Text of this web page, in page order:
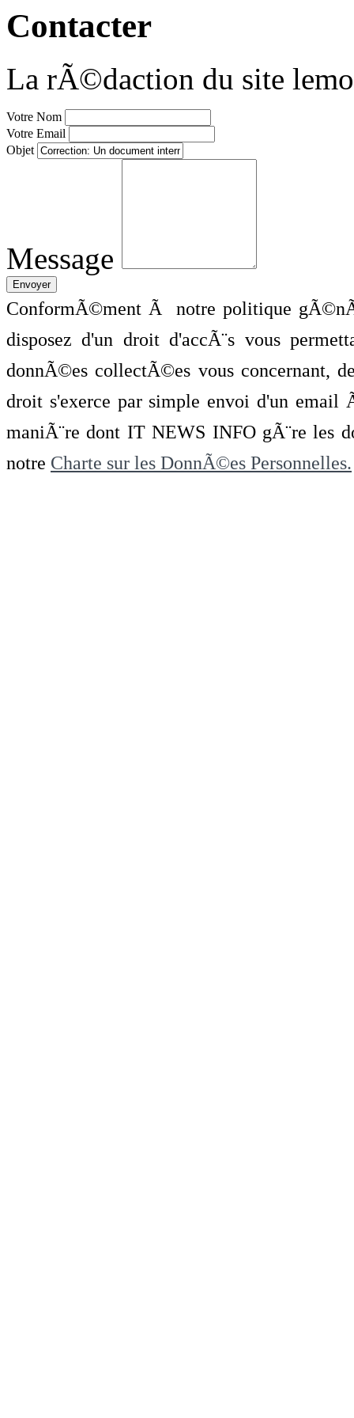
Contacter
La rÃ©daction du site
Votre Nom
Votre Email
Objet
Message
ConformÃ©ment Ã notre politique
disposez d'un droit d'accÃ¨s vous
donnÃ©es collectÃ©es vous concernant,
droit s'exerce par simple envoi d'un
maniÃ¨re dont IT NEWS INFO gÃ¨re les
notre Charte sur les DonnÃ©es Personnelles.